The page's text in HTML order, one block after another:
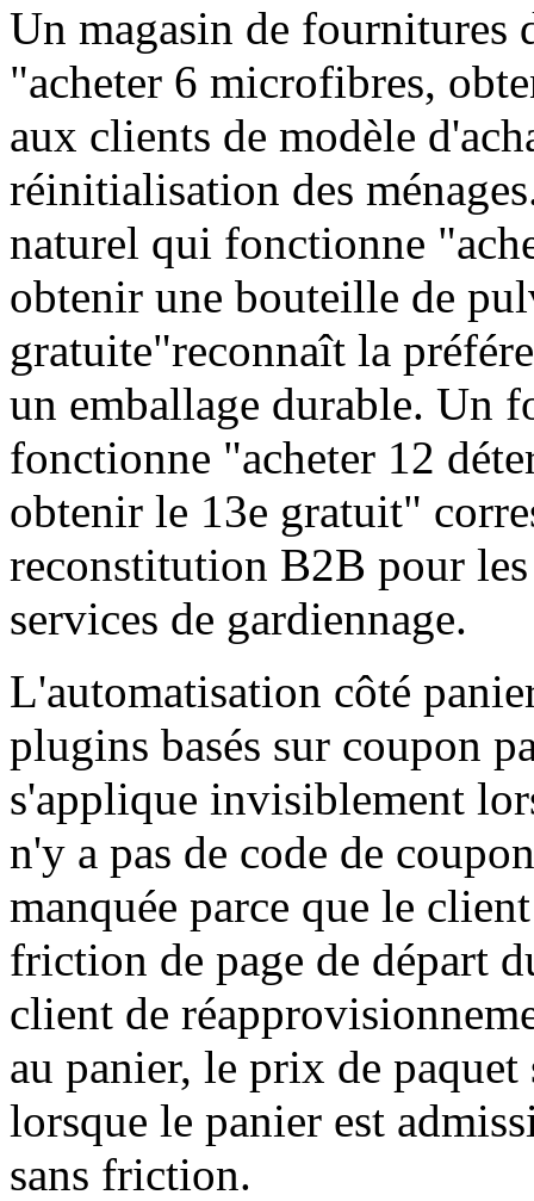
Un magasin de fournitures
"acheter 6 microfibres,
aux clients de modèle
réinitialisation des
naturel qui fonctionne
obtenir une bouteille de
gratuite"reconnaît la
un emballage durable. Un
fonctionne "acheter 12
obtenir le 13e gratuit"
reconstitution B2B pour
services de gardiennage.
L'automatisation côté
plugins basés sur coupon
s'applique invisiblement
n'y a pas de code de
manquée parce que le
friction de page de départ
client de
au panier, le prix de
lorsque le panier est
sans friction.